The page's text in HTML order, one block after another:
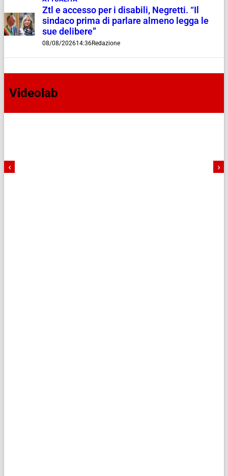
Ztl e accesso per i disabili, Negretti. “Il
sindaco prima di parlare almeno legga le
sue delibere”
08/08/202614:36Redazione
Videolab
‹ ›